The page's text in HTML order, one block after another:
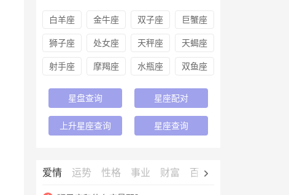
白羊座 金牛座 双子座 巨蟹座
狮子座 处女座 天秤座 天蝎座
射手座 摩羯座 水瓶座 双鱼座
星盘查询 星座配对
上升星座查询 星座查询
爱情 运势 性格 事业 财富 百科